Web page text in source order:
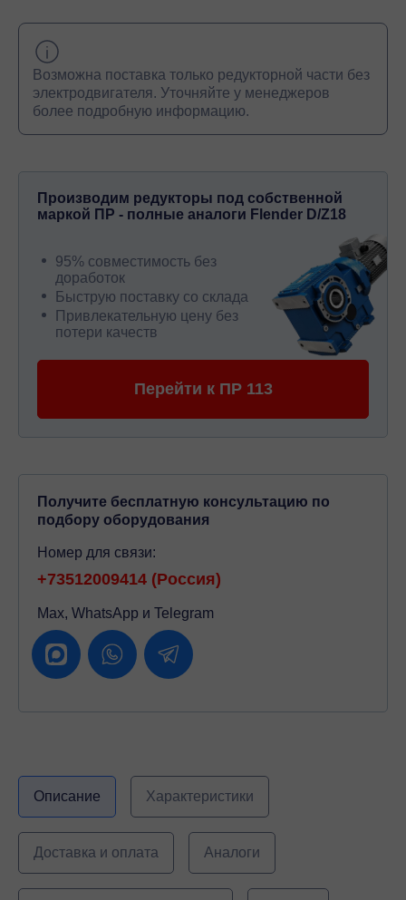
Возможна поставка только редукторной части без
электродвигателя. Уточняйте у менеджеров
более подробную информацию.
Производим редукторы под собственной
маркой ПР - полные аналоги Flender D/Z18
95% совместимость без
доработок
Быструю поставку со склада
Привлекательную цену без
потери качеств
Перейти к ПР 113
Получите бесплатную консультацию по
подбору оборудования
Номер для связи:
+73512009414 (Россия)
Max, WhatsApp и Telegram
Описание Характеристики
Доставка и оплата Аналоги